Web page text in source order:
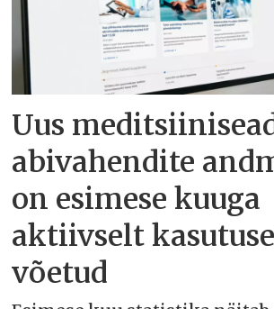
Uus
abivahendite
on esimese kuuga
aktiivselt
võetud